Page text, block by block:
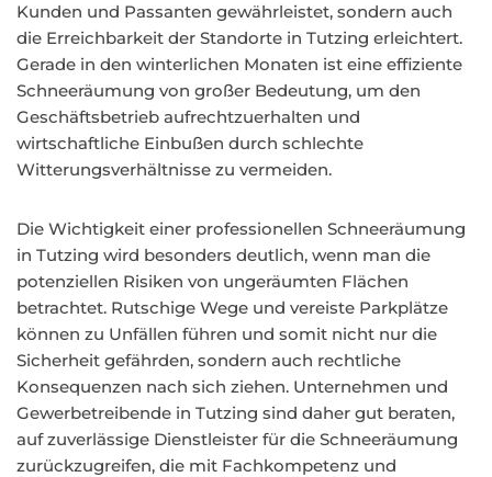
Kunden und Passanten gewährleistet, sondern auch
die Erreichbarkeit der Standorte in Tutzing erleichtert.
Gerade in den winterlichen Monaten ist eine effiziente
Schneeräumung von großer Bedeutung, um den
Geschäftsbetrieb aufrechtzuerhalten und
wirtschaftliche Einbußen durch schlechte
Witterungsverhältnisse zu vermeiden.
Die Wichtigkeit einer professionellen Schneeräumung
in Tutzing wird besonders deutlich, wenn man die
potenziellen Risiken von ungeräumten Flächen
betrachtet. Rutschige Wege und vereiste Parkplätze
können zu Unfällen führen und somit nicht nur die
Sicherheit gefährden, sondern auch rechtliche
Konsequenzen nach sich ziehen. Unternehmen und
Gewerbetreibende in Tutzing sind daher gut beraten,
auf zuverlässige Dienstleister für die Schneeräumung
zurückzugreifen, die mit Fachkompetenz und